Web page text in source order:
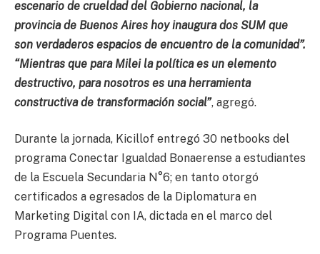
escenario de crueldad del Gobierno nacional, la
provincia de Buenos Aires hoy inaugura dos SUM que
son verdaderos espacios de encuentro de la comunidad”.
“Mientras que para Milei la política es un elemento
destructivo, para nosotros es una herramienta
constructiva de transformación social”, agregó.
Durante la jornada, Kicillof entregó 30 netbooks del
programa Conectar Igualdad Bonaerense a estudiantes
de la Escuela Secundaria N°6; en tanto otorgó
certificados a egresados de la Diplomatura en
Marketing Digital con IA, dictada en el marco del
Programa Puentes.